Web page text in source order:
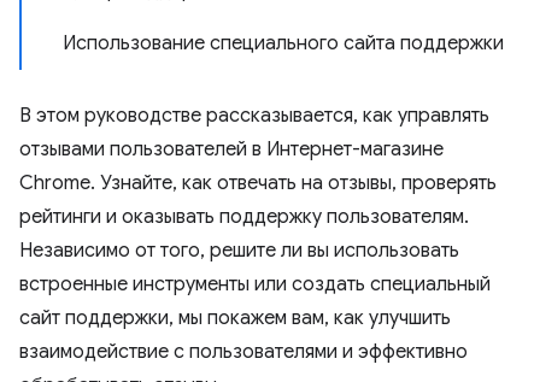
Использование специального сайта поддержки
В этом руководстве рассказывается, как управлять
отзывами пользователей в Интернет-магазине
Chrome. Узнайте, как отвечать на отзывы, проверять
рейтинги и оказывать поддержку пользователям.
Независимо от того, решите ли вы использовать
встроенные инструменты или создать специальный
сайт поддержки, мы покажем вам, как улучшить
взаимодействие с пользователями и эффективно